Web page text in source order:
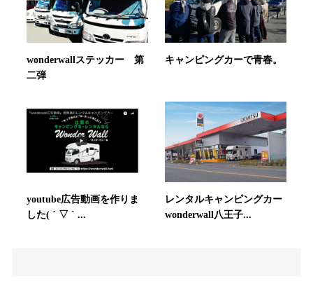
wonderwallステッカー 第
二弾
キャンピングカーで青春。
youtube広告動画を作りま
した( ´ ▽ ` ...
レンタルキャンピングカー
wonderwall八王子...